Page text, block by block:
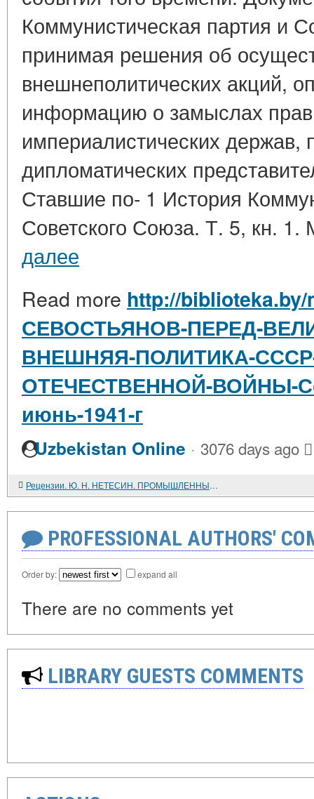
Коммунистическая партия и
принимая решения об
внешнеполитических акций,
информацию о замыслах
империалистических держав,
дипломатических
Ставшие по- 1 История
Советского Союза. Т. 5, кн.
далее
Read more http://
СЕВОСТЬЯНОВ-ПЕРЕД-
ВНЕШНЯЯ-ПОЛИТИКА-
ОТЕЧЕСТВЕННОЙ-ВОЙНЫ-
июнь-1941-г
Uzbekistan Online · 3076 days ago
Рецензии. Ю. Н. НЕТЕСИН. ПРОМЫШЛЕННЫЙ КАПИТАЛ ЛАТВИИ (1860 - 1917 ГГ.)
PROFESSIONAL AUTHORS'
Order by: expand all
There are no comments yet
LIBRARY GUESTS COMMENTS